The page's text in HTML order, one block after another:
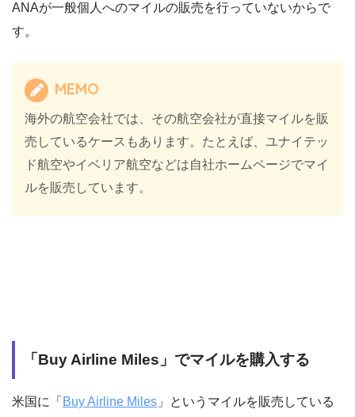
ANAが一般個人へのマイルの販売を行っていないからで
す。
MEMO
海外の航空会社では、その航空会社が直接マイルを販
売しているケースもあります。たとえば、ユナイテッ
ド航空やイベリア航空などは自社ホームページでマイ
ルを販売しています。
「Buy Airline Miles」でマイルを購入する
米国に「 Buy Airline Miles 」というマイルを販売している